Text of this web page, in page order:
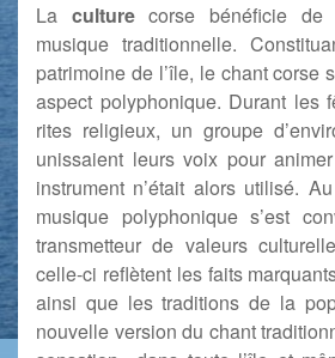
La culturecorse bénéficie de
musique traditionnelle.
patrimoine de l’île, le chant corse
aspect polyphonique. Durant les
rites religieux, un groupe
unissaient leurs voix pour
instrument n’était alors utilisé.
musique polyphonique s’est
transmetteur de valeurs
celle-ci reflètent les faits
ainsi que les traditions de la
nouvelle version du chant